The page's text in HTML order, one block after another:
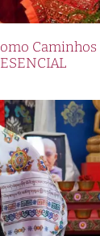
Caminhos